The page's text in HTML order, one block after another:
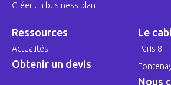
Créer un business plan
Ressources
Actualités
Obtenir un devis
Le
Paris 8
Nous